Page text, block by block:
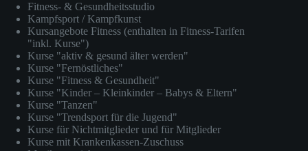
Fitness- & Gesundheitsstudio
Kampfsport / Kampfkunst
Kursangebote Fitness (enthalten in Fitness-Tarifen
"inkl. Kurse")
Kurse "aktiv & gesund älter werden"
Kurse "Fernöstliches"
Kurse "Fitness & Gesundheit"
Kurse "Kinder – Kleinkinder – Babys & Eltern"
Kurse "Tanzen"
Kurse "Trendsport für die Jugend"
Kurse für Nichtmitglieder und für Mitglieder
Kurse mit Krankenkassen-Zuschuss